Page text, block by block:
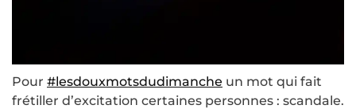
Pour #lesdouxmotsdudimanche un mot qui fait
frétiller d’excitation certaines personnes : scandale.